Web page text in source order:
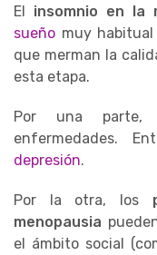
El insomnio en la
sueño muy
que merman la
esta etapa.
Por una parte,
enfermedades.
depresión.
Por la otra, los
menopausia
el ámbito social